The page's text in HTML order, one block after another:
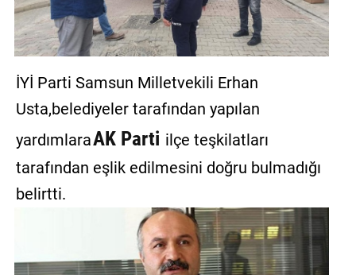
İYİ Parti Samsun Milletvekili Erhan
Usta,belediyeler tarafından yapılan
yardımlaraAK Parti ilçe teşkilatları
tarafından eşlik edilmesini doğru bulmadığı
belirtti.